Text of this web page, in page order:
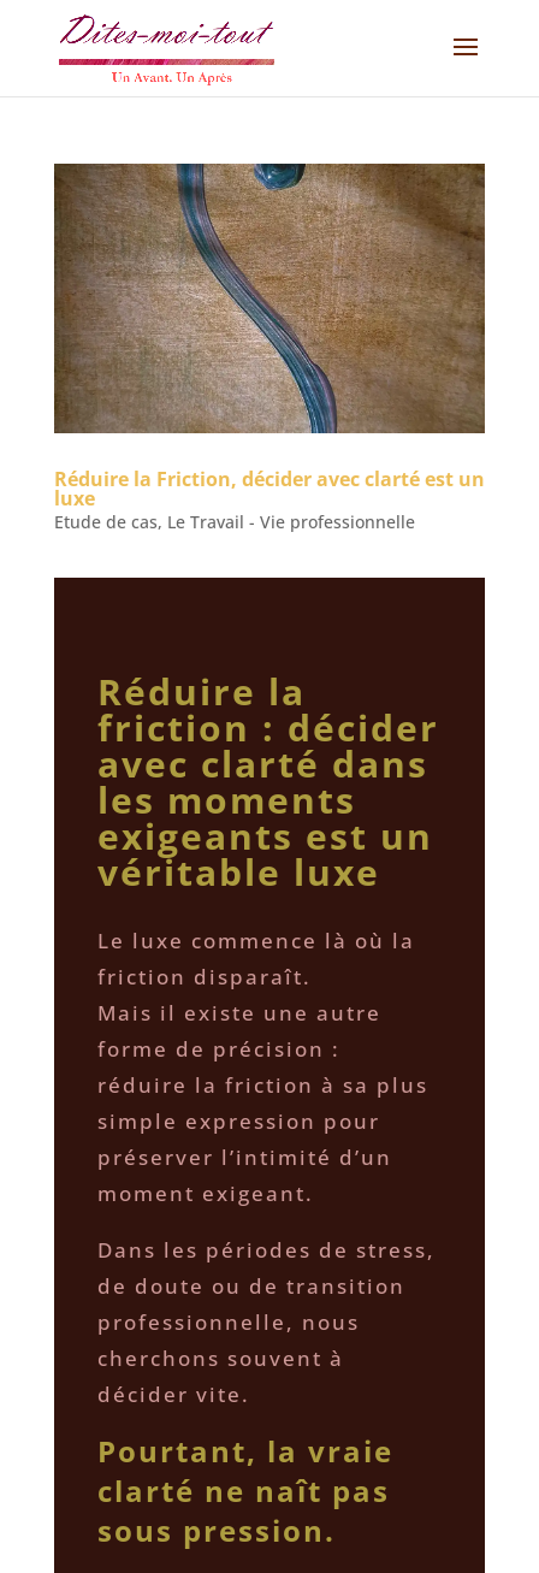
Réduire la Friction, décider avec clarté est un
luxe
Etude de cas, Le Travail - Vie professionnelle
Réduire la
friction : décider
avec clarté dans
les moments
exigeants est un
véritable luxe
Le luxe commence là où la
friction disparaît.
Mais il existe une autre
forme de précision :
réduire la friction à sa plus
simple expression pour
préserver l’intimité d’un
moment exigeant.
Dans les périodes de stress,
de doute ou de transition
professionnelle, nous
cherchons souvent à
décider vite.
Pourtant, la vraie
clarté ne naît pas
sous pression.